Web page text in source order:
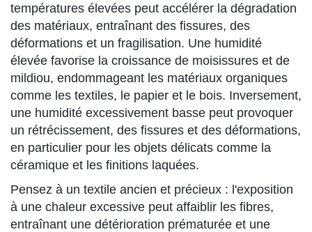
températures élevées peut accélérer la dégradation
des matériaux, entraînant des fissures, des
déformations et un fragilisation. Une humidité
élevée favorise la croissance de moisissures et de
mildiou, endommageant les matériaux organiques
comme les textiles, le papier et le bois. Inversement,
une humidité excessivement basse peut provoquer
un rétrécissement, des fissures et des déformations,
en particulier pour les objets délicats comme la
céramique et les finitions laquées.
Pensez à un textile ancien et précieux : l'exposition
à une chaleur excessive peut affaiblir les fibres,
entraînant une détérioration prématurée et une